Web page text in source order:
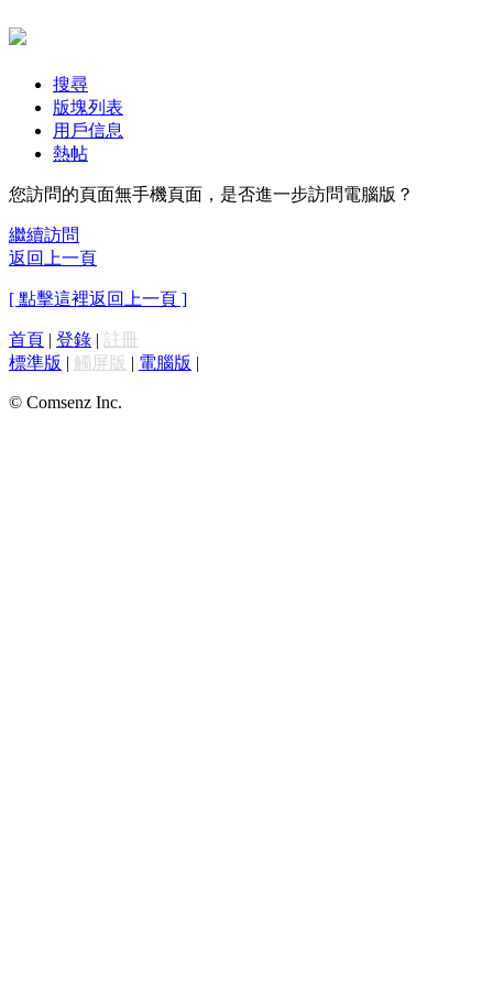
搜尋
版塊列表
用戶信息
熱帖
您訪問的頁面無手機頁面，是否進一步訪問電腦版？
繼續訪問
返回上一頁
[ 點擊這裡返回上一頁 ]
首頁 | 登錄 | 註冊
標準版 | 觸屏版 | 電腦版 |
© Comsenz Inc.